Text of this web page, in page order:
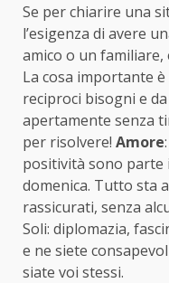
Se per chiarire una
l’esigenza di avere
amico o un
La cosa importante
reciproci bisogni e
apertamente senza
per risolvere! Amore
positività sono parte
domenica. Tutto sta
rassicurati, senza
Soli: diplomazia,
e ne siete
siate voi stessi.